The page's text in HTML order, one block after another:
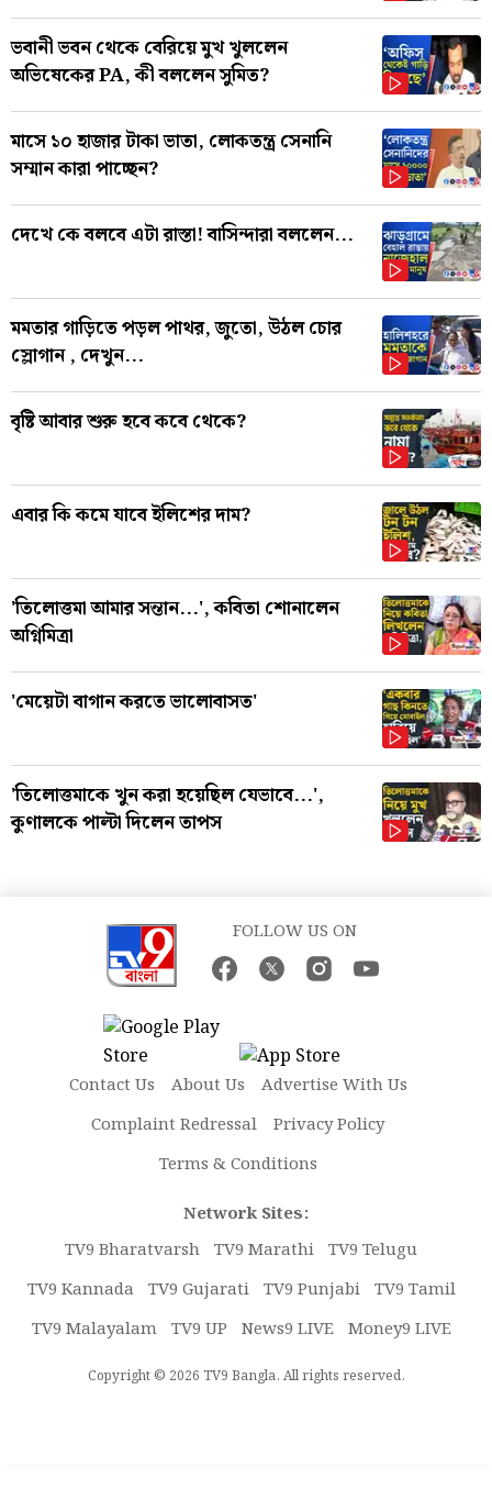
ভবানী ভবন থেকে বেরিয়ে মুখ খুললেন
অভিষেকের PA, কী বললেন সুমিত?
মাসে ১০ হাজার টাকা ভাতা, লোকতন্ত্র সেনানি
সম্মান কারা পাচ্ছেন?
দেখে কে বলবে এটা রাস্তা! বাসিন্দারা বললেন...
মমতার গাড়িতে পড়ল পাথর, জুতো, উঠল চোর
স্লোগান , দেখুন...
বৃষ্টি আবার শুরু হবে কবে থেকে?
এবার কি কমে যাবে ইলিশের দাম?
'তিলোত্তমা আমার সন্তান...', কবিতা শোনালেন
অগ্নিমিত্রা
'মেয়েটা বাগান করতে ভালোবাসত'
'তিলোত্তমাকে খুন করা হয়েছিল যেভাবে...',
কুণালকে পাল্টা দিলেন তাপস
FOLLOW US ON
Contact Us About Us
Advertise With Us
Complaint Redressal
Privacy Policy
Terms & Conditions
Network Sites:
TV9 Bharatvarsh TV9 Marathi TV9 Telugu
TV9 Kannada TV9 Gujarati TV9 Punjabi TV9 Tamil
TV9 Malayalam TV9 UP News9 LIVE Money9 LIVE
Copyright © 2026 TV9 Bangla. All rights reserved.